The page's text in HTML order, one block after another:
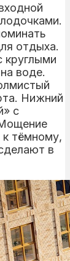
отдыха.
круглыми
воде.
Нижний
с
к тёмному,
в